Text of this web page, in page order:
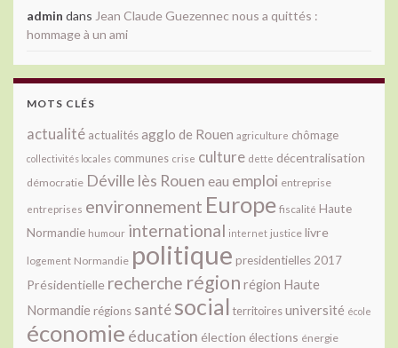
admin dans Jean Claude Guezennec nous a quittés :
hommage à un ami
MOTS CLÉS
actualité actualitésagglo de Rouen agriculture chômage
collectivités locales communes crise culture dette décentralisation
démocratie Déville lès Rouen eau emploi entreprise
entreprises environnement Europe fiscalité Haute
Normandie humour international internet justice livre
logement Normandie politique presidentielles 2017
Présidentielle recherche région région Haute
Normandie régions santésocial territoiresuniversité école
économie éducation élection élections énergie